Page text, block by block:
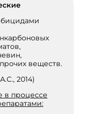
веществ.
2014)
в процессе